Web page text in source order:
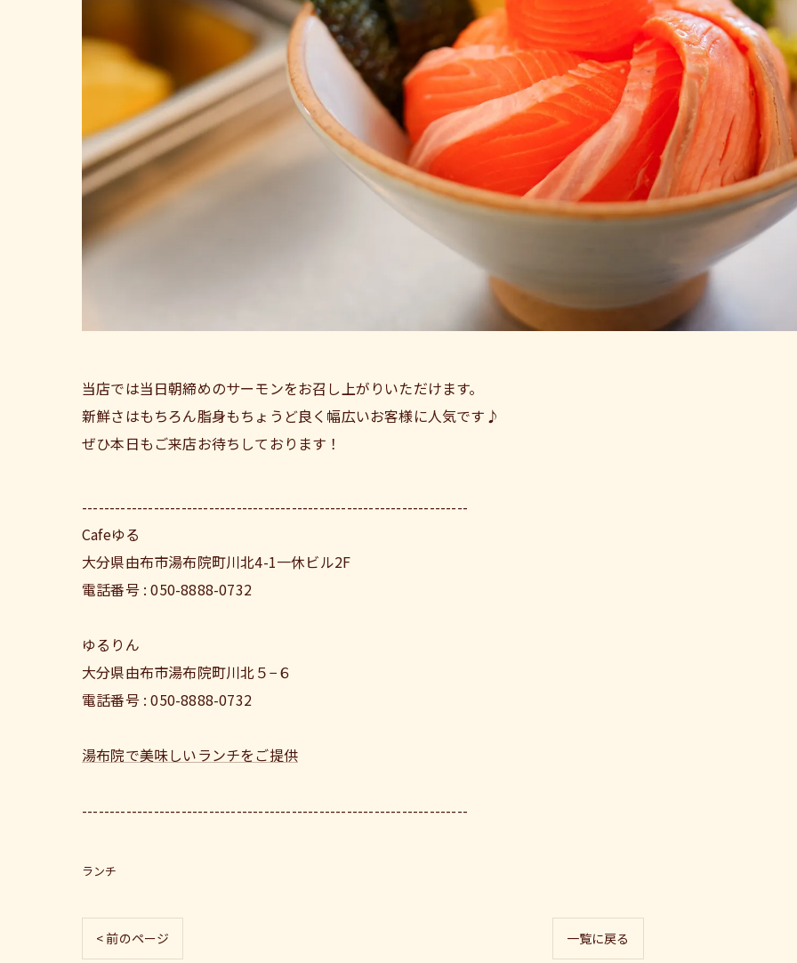
当店では当日朝締めのサーモンをお召し上がりいただけます。
新鮮さはもちろん脂身もちょうど良く幅広いお客様に人気です♪
ぜひ本日もご来店お待ちしております！
----------------------------------------------------------------------
Cafeゆる
大分県由布市湯布院町川北4-1一休ビル2F
電話番号 : 050-8888-0732
ゆるりん
大分県由布市湯布院町川北５−６
電話番号 : 050-8888-0732
湯布院で美味しいランチをご提供
----------------------------------------------------------------------
ランチ
< 前のページ 一覧に戻る